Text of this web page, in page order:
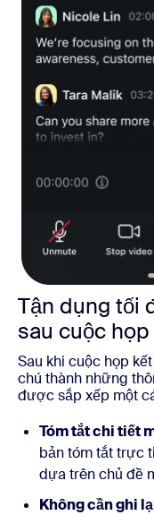
Tận dụng tối
sau cuộc họp
Sau khi cuộc họp
chú thành những
được sắp xếp một
Tóm tắt chi tiết
bản tóm tắt trực
dựa trên chủ đề
Không cần ghi